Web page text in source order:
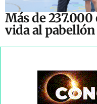
Más de
vida al